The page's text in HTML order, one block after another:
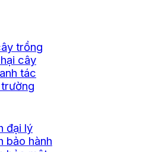
trồng
cây
tác
đại lý
bảo hành